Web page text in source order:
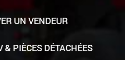
UN VENDEUR
& PIÈCES DÉTACHÉES